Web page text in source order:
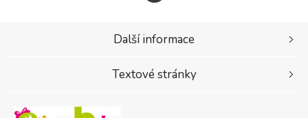
Další informace
Textové stránky